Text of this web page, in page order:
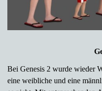
Bei Genesis 2 wurde wieder
eine weibliche und eine